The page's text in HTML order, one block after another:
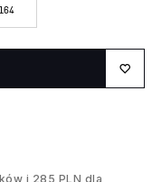
164
i 285 PLN dla